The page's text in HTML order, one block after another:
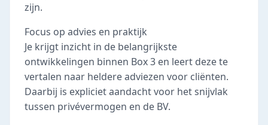
zijn.
Focus op advies en praktijk
Je krijgt inzicht in de belangrijkste
ontwikkelingen binnen Box 3 en leert deze te
vertalen naar heldere adviezen voor cliënten.
Daarbij is expliciet aandacht voor het snijvlak
tussen privévermogen en de BV.